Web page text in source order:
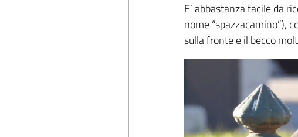
E’ abbastanza facile da
nome “spazzacamino”),
sulla fronte e il becco